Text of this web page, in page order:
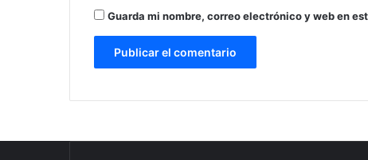
Guarda mi nombre, correo electrónico y web en